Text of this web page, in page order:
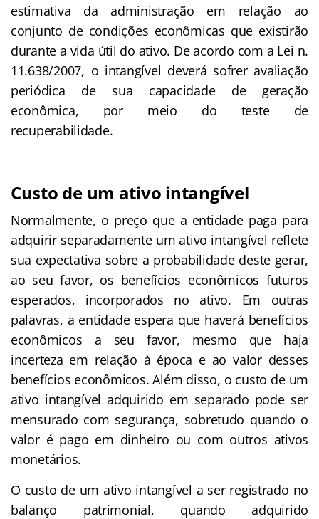
estimativa da administração em relação ao
conjunto de condições econômicas que existirão
durante a vida útil do ativo. De acordo com a Lei n.
11.638/2007, o intangível deverá sofrer avaliação
periódica de sua capacidade de geração
econômica, por meio do teste de
recuperabilidade.
Custo de um ativo intangível
Normalmente, o preço que a entidade paga para
adquirir separadamente um ativo intangível reflete
sua expectativa sobre a probabilidade deste gerar,
ao seu favor, os benefícios econômicos futuros
esperados, incorporados no ativo. Em outras
palavras, a entidade espera que haverá benefícios
econômicos a seu favor, mesmo que haja
incerteza em relação à época e ao valor desses
benefícios econômicos. Além disso, o custo de um
ativo intangível adquirido em separado pode ser
mensurado com segurança, sobretudo quando o
valor é pago em dinheiro ou com outros ativos
monetários.
O custo de um ativo intangível a ser registrado no
balanço patrimonial, quando adquirido